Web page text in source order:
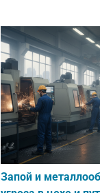
Запой и